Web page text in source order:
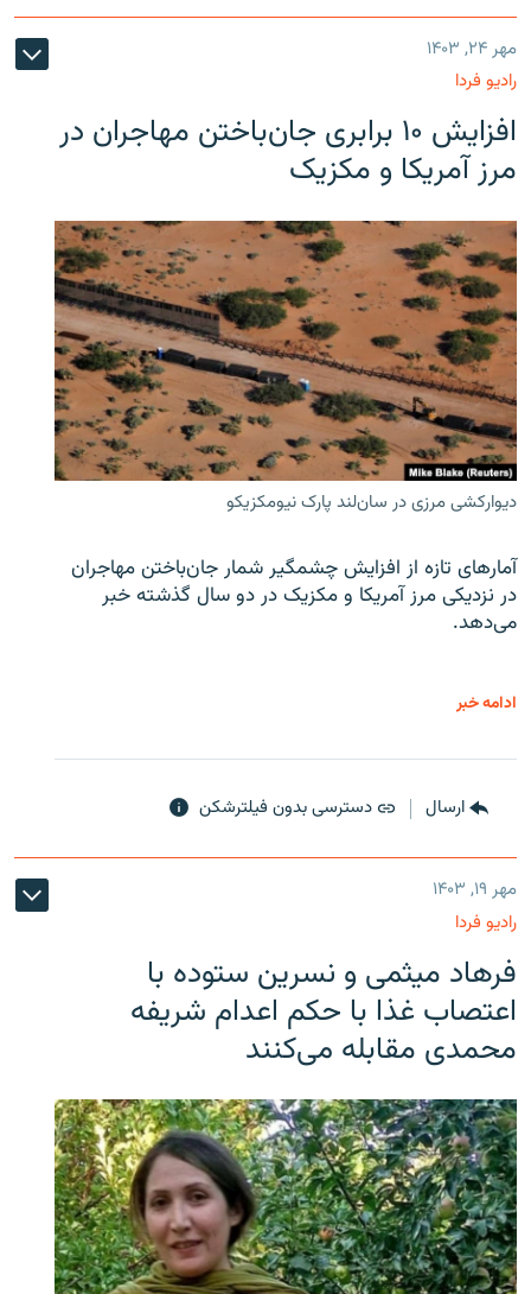
مهر ۲۴, ۱۴۰۳
رادیو فردا
افزایش ۱۰ برابری جان‌باختن مهاجران در
مرز آمریکا و مکزیک
دیوارکشی مرزی در سان‌لند پارک نیومکزیکو
آمارهای تازه از افزایش چشمگیر شمار جان‌باختن مهاجران
در نزدیکی مرز آمریکا و مکزیک در دو سال گذشته خبر
می‌دهد.
ادامه خبر
ارسال دسترسی بدون فیلترشکن
مهر ۱۹, ۱۴۰۳
رادیو فردا
فرهاد میثمی و نسرین ستوده با
اعتصاب غذا با حکم اعدام شریفه
محمدی مقابله می‌کنند